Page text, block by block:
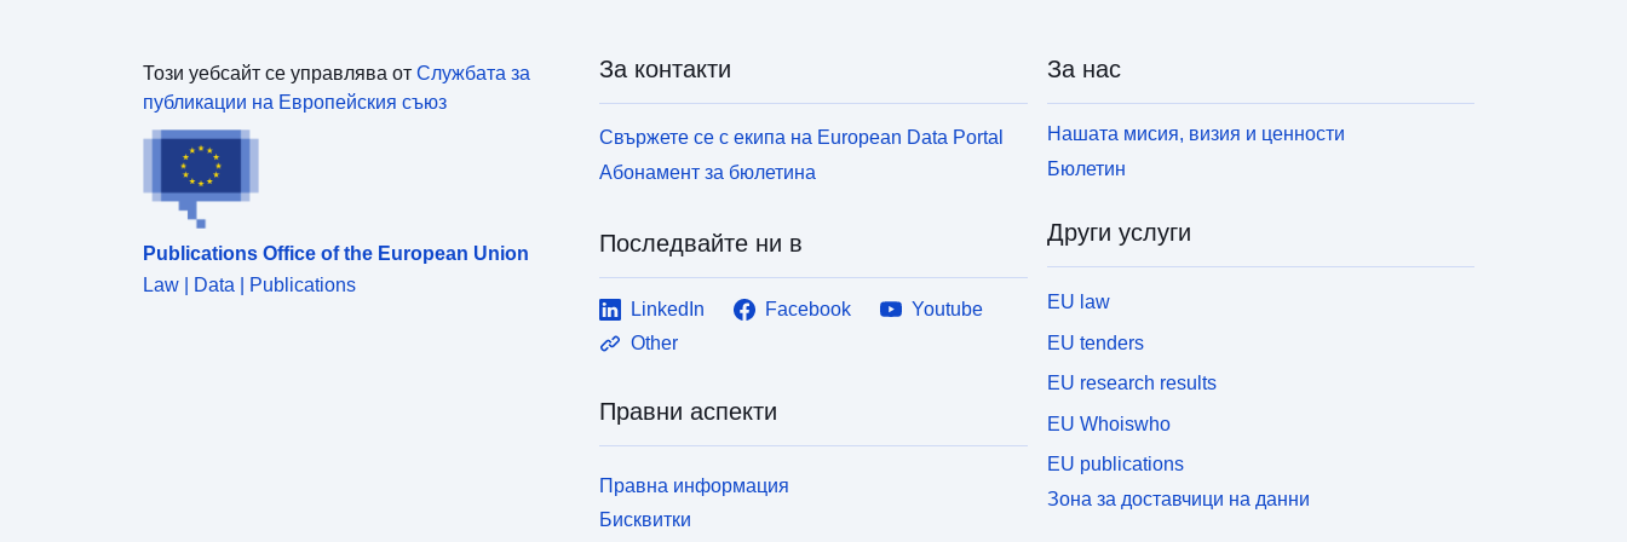
Този уебсайт се управлява от Службата за
публикации на Европейския съюз
Publications Office of the European Union
Law | Data | Publications
За контакти
Свържете се с екипа на European Data Portal
Абонамент за бюлетина
Последвайте ни в
LinkedIn Facebook
Youtube
Other
Правни аспекти
Правна информация
Бисквитки
За нас
Нашата мисия, визия и ценности
Бюлетин
Други услуги
EU law
EU tenders
EU research results
EU Whoiswho
EU publications
Зона за доставчици на данни